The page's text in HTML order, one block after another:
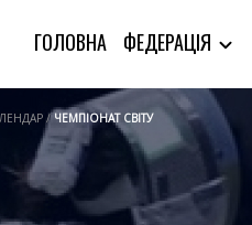
ГОЛОВНА ФЕДЕРАЦІЯ
/ ЧЕМПІОНАТ СВІТУ